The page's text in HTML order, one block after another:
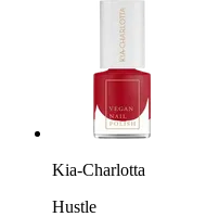
Kia-Charlotta
Hustle